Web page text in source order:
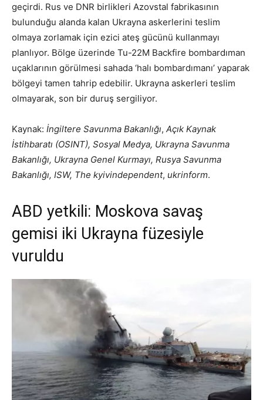
geçirdi. Rus ve DNR birlikleri Azovstal fabrikasının
bulunduğu alanda kalan Ukrayna askerlerini teslim
olmaya zorlamak için ezici ateş gücünü kullanmayı
planlıyor. Bölge üzerinde Tu-22M Backfire bombardıman
uçaklarının görülmesi sahada ‘halı bombardımanı’ yaparak
bölgeyi tamen tahrip edebilir. Ukrayna askerleri teslim
olmayarak, son bir duruş sergiliyor.
Kaynak: İngiltere Savunma Bakanlığı, Açık Kaynak
İstihbaratı (OSINT), Sosyal Medya, Ukrayna Savunma
Bakanlığı, Ukrayna Genel Kurmayı, Rusya Savunma
Bakanlığı, ISW, The kyivindependent, ukrinform.
ABD yetkili: Moskova savaş
gemisi iki Ukrayna füzesiyle
vuruldu